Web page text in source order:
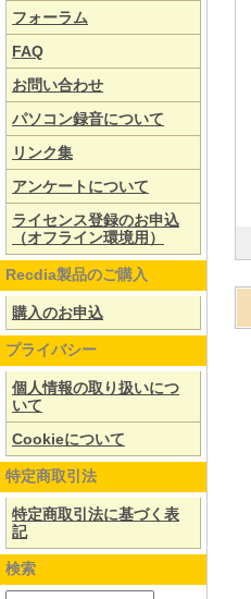
フォーラム
FAQ
お問い合わせ
パソコン録音について
リンク集
アンケートについて
ライセンス登録のお申込
（オフライン環境用）
Recdia製品のご購入
購入のお申込
プライバシー
個人情報の取り扱いにつ
いて
Cookieについて
特定商取引法
特定商取引法に基づく表
記
検索